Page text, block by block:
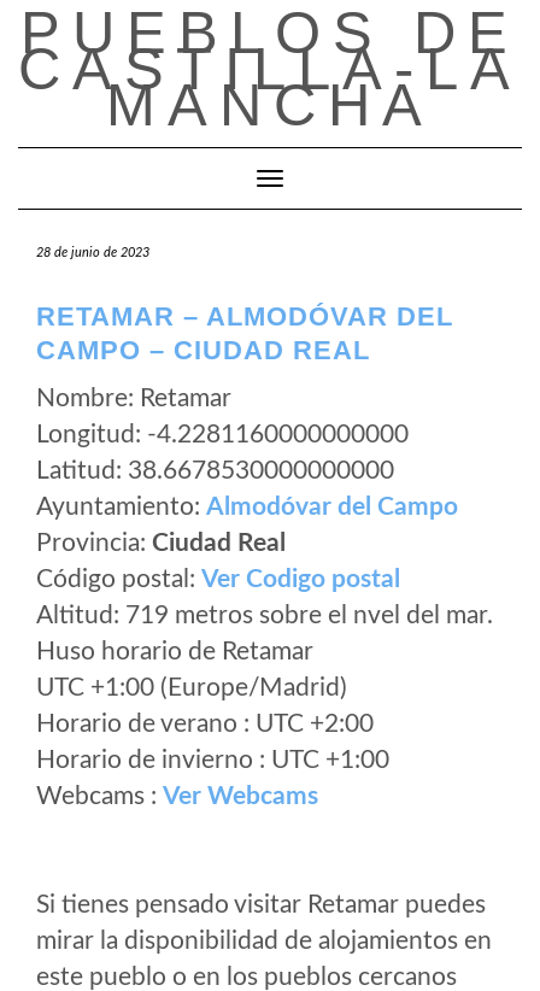
Saltar
contenido
PUEBLOS DE
CASTILLA-LA
MANCHA
Cambiar modo de navegación
28 de junio de 2023
RETAMAR – ALMODÓVAR DEL
CAMPO – CIUDAD REAL
Nombre: Retamar
Longitud: -4.2281160000000000
Latitud: 38.6678530000000000
Ayuntamiento: Almodóvar del Campo
Provincia: Ciudad Real
Código postal: Ver Codigo postal
Altitud: 719 metros sobre el nvel del mar.
Huso horario de Retamar
UTC +1:00 (Europe/Madrid)
Horario de verano : UTC +2:00
Horario de invierno : UTC +1:00
Webcams : Ver Webcams
Si tienes pensado visitar Retamar puedes
mirar la disponibilidad de alojamientos en
este pueblo o en los pueblos cercanos